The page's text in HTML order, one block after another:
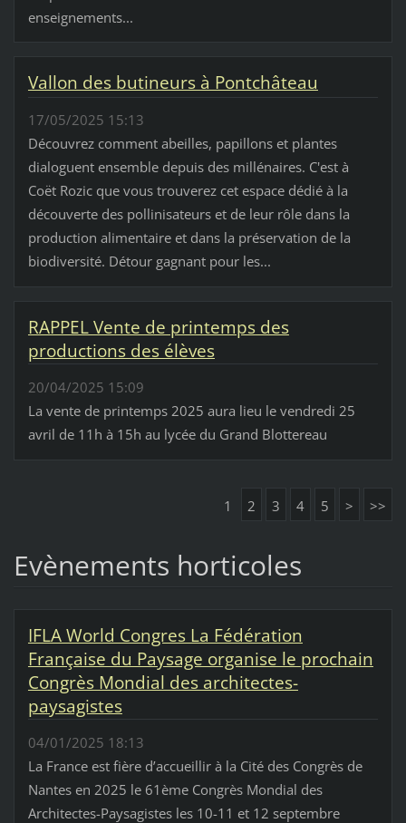
enseignements...
Vallon des butineurs à Pontchâteau
17/05/2025 15:13
Découvrez comment abeilles, papillons et plantes
dialoguent ensemble depuis des millénaires. C'est à
Coët Rozic que vous trouverez cet espace dédié à la
découverte des pollinisateurs et de leur rôle dans la
production alimentaire et dans la préservation de la
biodiversité. Détour gagnant pour les...
RAPPEL Vente de printemps des
productions des élèves
20/04/2025 15:09
La vente de printemps 2025 aura lieu le vendredi 25
avril de 11h à 15h au lycée du Grand Blottereau
1 2 3 4 5 > >>
Evènements horticoles
IFLA World Congres La Fédération
Française du Paysage organise le prochain
Congrès Mondial des architectes-
paysagistes
04/01/2025 18:13
La France est fière d’accueillir à la Cité des Congrès de
Nantes en 2025 le 61ème Congrès Mondial des
Architectes-Paysagistes les 10-11 et 12 septembre